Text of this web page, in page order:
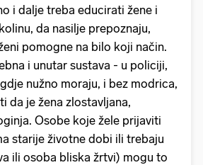
i dalje treba educirati žene i
da nasilje prepoznaju,
pomogne na bilo koji način.
i unutar sustava - u policiji,
nužno moraju, i bez modrica,
da je žena zlostavljana,
Osobe koje žele prijaviti
starije životne dobi ili trebaju
ili osoba bliska žrtvi) mogu to